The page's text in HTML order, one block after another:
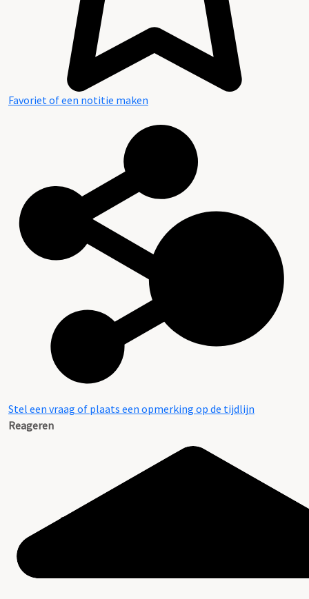
Favoriet of een notitie maken
Stel een vraag of plaats een opmerking op de tijdlijn
Reageren